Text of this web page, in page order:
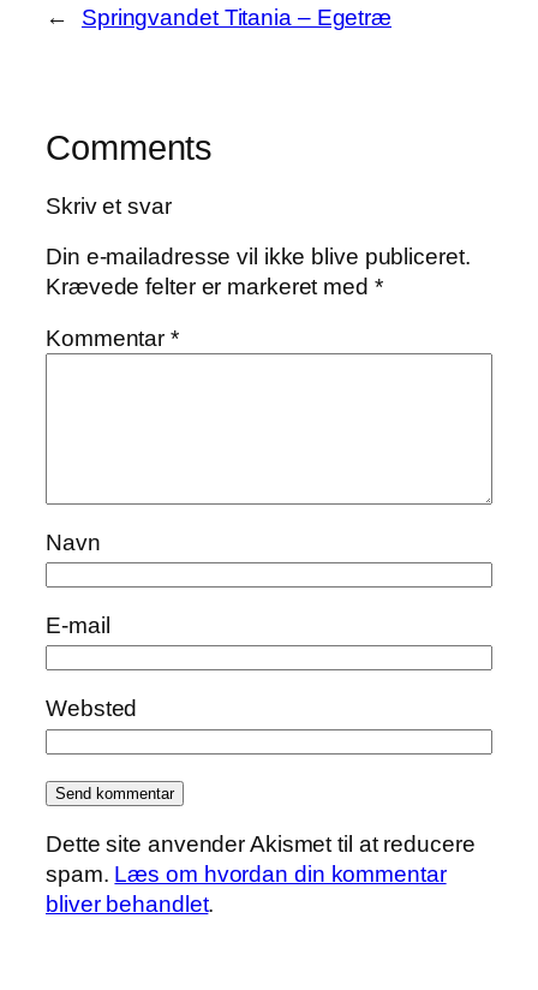
← Springvandet Titania – Egetræ
Comments
Skriv et svar
Din e-mailadresse vil ikke blive publiceret.
Krævede felter er markeret med *
Kommentar*
Navn
E-mail
Websted
Dette site anvender Akismet til at reducere
spam. Læs om hvordan din kommentar
bliver behandlet.